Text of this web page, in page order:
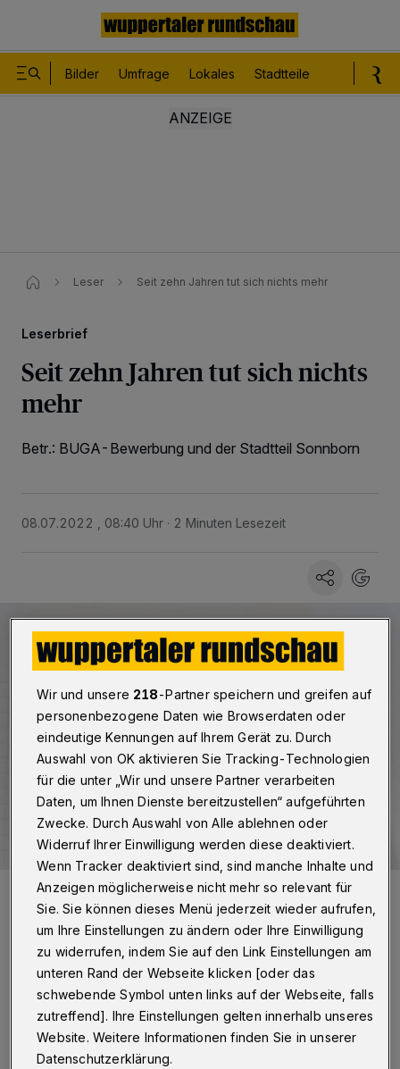
Bilder Umfrage Lokales Stadtteile
Leser Seit zehn Jahren tut sich nichts mehr
Leserbrief
Seit zehn Jahren tut sich nichts
mehr
Betr.: BUGA-Bewerbung und der Stadtteil Sonnborn
08.07.2022 , 08:40 Uhr 2 Minuten Lesezeit
Symbolbild.
Foto: Rundschau
D er (Ver)fall Sonnborns zeigt, wie eine
Stadt einen kompletten Stadtteil einfach
Wir und unsere 218-Partner speichern und greifen auf
personenbezogene Daten wie Browserdaten oder
eindeutige Kennungen auf Ihrem Gerät zu. Durch
Auswahl von OK aktivieren Sie Tracking-Technologien
für die unter „Wir und unsere Partner verarbeiten
Daten, um Ihnen Dienste bereitzustellen“ aufgeführten
Zwecke. Durch Auswahl von Alle ablehnen oder
Widerruf Ihrer Einwilligung werden diese deaktiviert.
Wenn Tracker deaktiviert sind, sind manche Inhalte und
Anzeigen möglicherweise nicht mehr so relevant für
Sie. Sie können dieses Menü jederzeit wieder aufrufen,
um Ihre Einstellungen zu ändern oder Ihre Einwilligung
zu widerrufen, indem Sie auf den Link Einstellungen am
unteren Rand der Webseite klicken [oder das
schwebende Symbol unten links auf der Webseite, falls
zutreffend]. Ihre Einstellungen gelten innerhalb unseres
Website. Weitere Informationen finden Sie in unserer
Datenschutzerklärung.